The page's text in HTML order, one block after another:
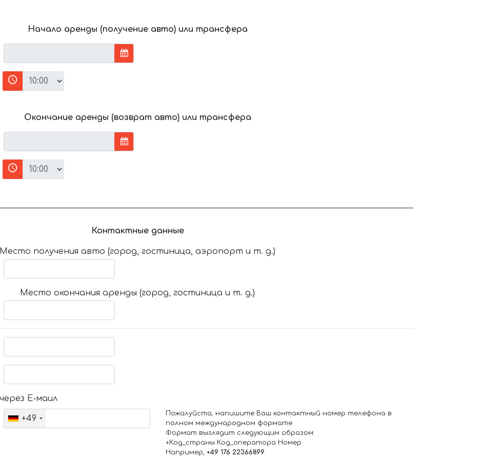
Начало аренды (получение авто) или трансфера
Окончание аренды (возврат авто) или трансфера
Контактные данные
Место получения авто (город, гостиница, аэропорт и т. д.)
Место окончания аренды (город, гостиница и т. д.)
Е-маил
+49
Пожалуйста, напишите Ваш контактный номер телефона в
полном международном формате.
Формат выглядит следующим образом:
+Код_страны Код_оператора Номер
Например, +49 176 22366899